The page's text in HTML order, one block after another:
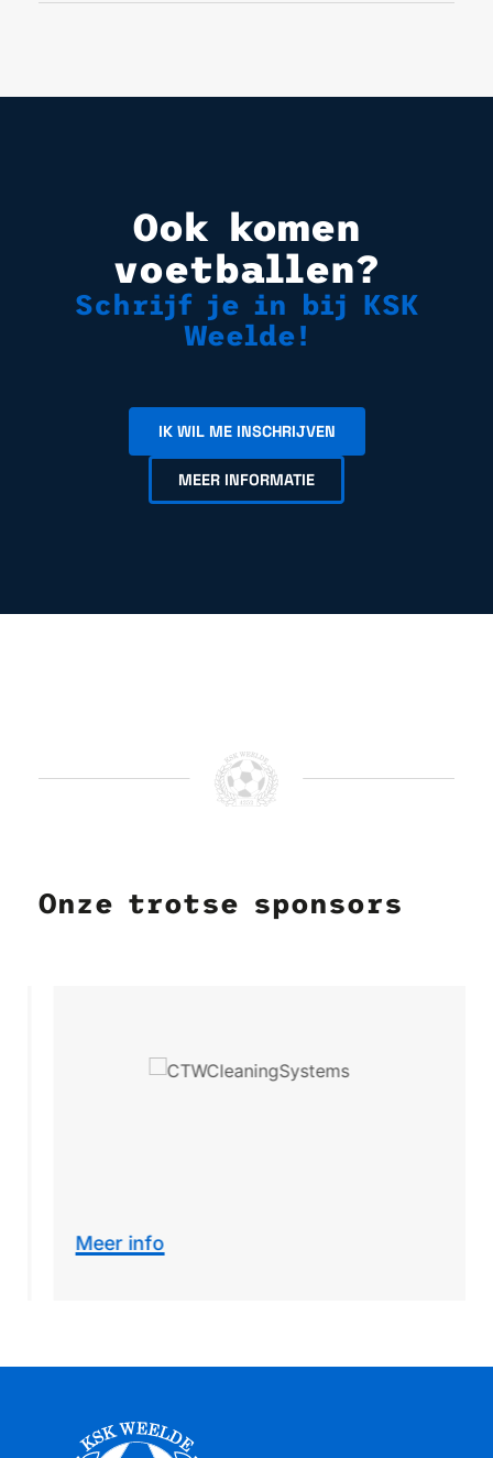
Ook komen
voetballen?
Schrijf je in bij KSK
Weelde!
IK WIL ME INSCHRIJVEN
MEER INFORMATIE
Onze trotse sponsors
Meer info